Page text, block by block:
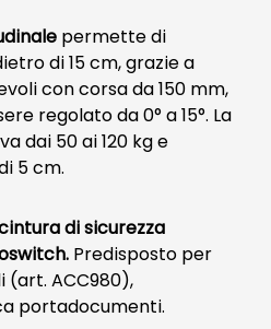
permette di
di 15 cm, grazie a
con corsa da 150 mm,
regolato da 0° a 15°. La
dai 50 ai 120 kg e
5 cm.
di sicurezza
Predisposto per
(art. ACC980),
portadocumenti.